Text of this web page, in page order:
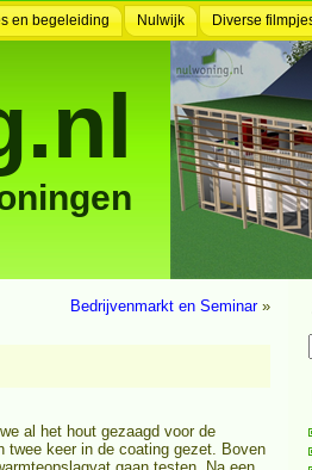
en begeleiding Nulwijk Diverse
Bedrijvenmarkt en Seminar»
al het hout gezaagd voor de
twee keer in de coating gezet. Boven